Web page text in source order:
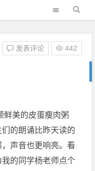
发表评论 442
美的皮蛋瘦肉粥
的朗诵比昨天读的
声音也更响亮。看
的同学杨老师点个